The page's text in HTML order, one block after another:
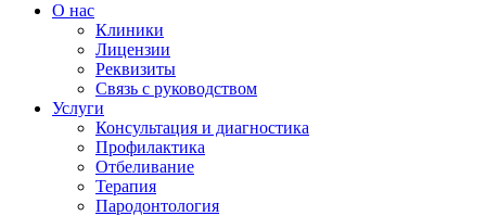
О нас
Клиники
Лицензии
Реквизиты
Связь с руководством
Услуги
Консультация и диагностика
Профилактика
Отбеливание
Терапия
Пародонтология